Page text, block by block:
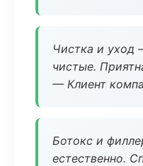
Чистка и
чистые.
— Клиент
Ботокс и
естественно.